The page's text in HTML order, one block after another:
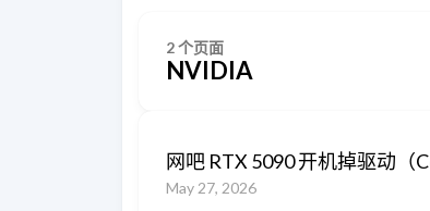
2 个页面
NVIDIA
网吧 RTX 5090 开机掉驱动（
May 27, 2026